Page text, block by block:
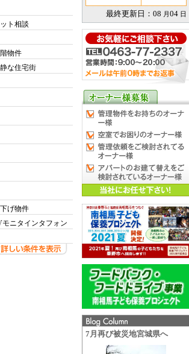
最終更新日：08 月04 日
7月再び被災地宮城県へ
ト相談
物件
な住宅街
げ物件
モニタインタフォン